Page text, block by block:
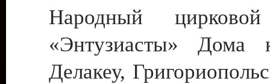
Народный цирковой
«Энтузиасты» Дома
Делакеу,